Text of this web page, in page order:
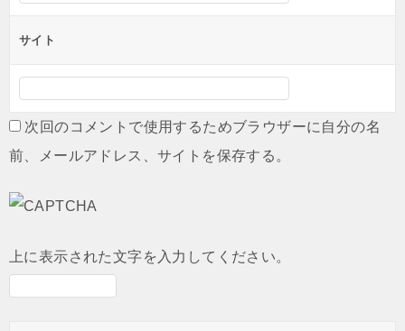
サイト
次回のコメントで使用するためブラウザーに自分の名
前、メールアドレス、サイトを保存する。
上に表示された文字を入力してください。